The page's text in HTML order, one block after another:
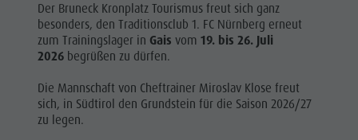
Der Bruneck Kronplatz Tourismus freut sich ganz
besonders, den Traditionsclub 1. FC Nürnberg erneut
zum Trainingslager in Gais vom19. bis 26. Juli
2026 begrüßen zu dürfen.
Die Mannschaft von Cheftrainer Miroslav Klose freut
sich, in Südtirol den Grundstein für die Saison 2026/27
zu legen.